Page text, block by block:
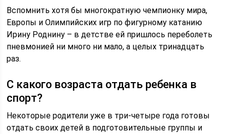
Вспомнить хотя бы многократную чемпионку мира,
Европы и Олимпийских игр по фигурному катанию
Ирину Роднину – в детстве ей пришлось переболеть
пневмонией ни много ни мало, а целых тринадцать
раз.
С какого возраста отдать ребенка в
спорт?
Некоторые родители уже в три-четыре года готовы
отдать своих детей в подготовительные группы и